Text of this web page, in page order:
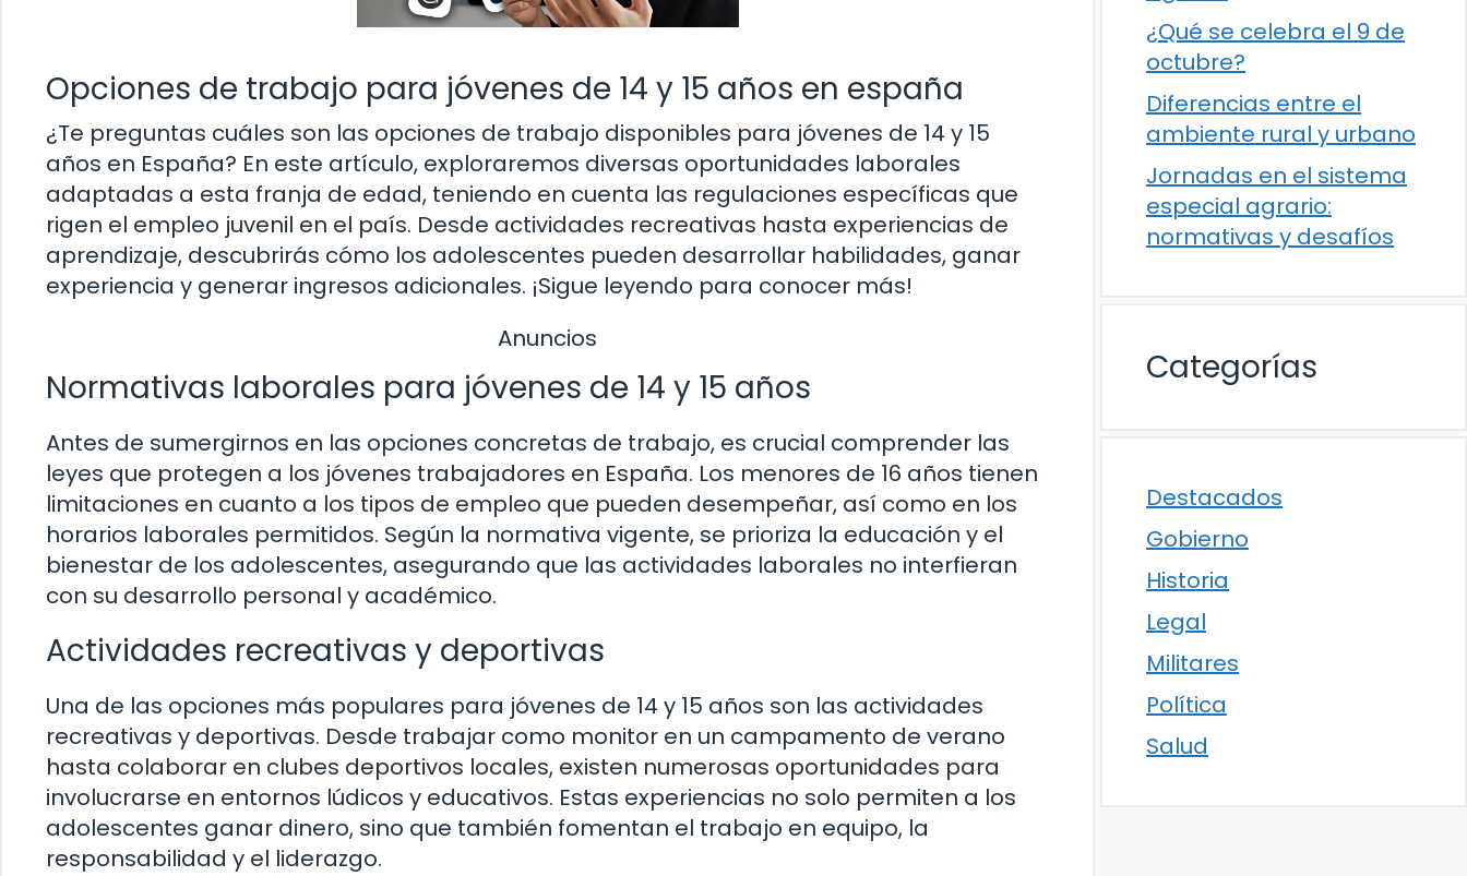
Opciones de trabajo para jóvenes de 14 y 15 años en españa
¿Te preguntas cuáles son las opciones de trabajo disponibles para jóvenes de 14 y 15
años en España? En este artículo, exploraremos diversas oportunidades laborales
adaptadas a esta franja de edad, teniendo en cuenta las regulaciones específicas que
rigen el empleo juvenil en el país. Desde actividades recreativas hasta experiencias de
aprendizaje, descubrirás cómo los adolescentes pueden desarrollar habilidades, ganar
experiencia y generar ingresos adicionales. ¡Sigue leyendo para conocer más!
Anuncios
Normativas laborales para jóvenes de 14 y 15 años
Antes de sumergirnos en las opciones concretas de trabajo, es crucial comprender las
leyes que protegen a los jóvenes trabajadores en España. Los menores de 16 años tienen
limitaciones en cuanto a los tipos de empleo que pueden desempeñar, así como en los
horarios laborales permitidos. Según la normativa vigente, se prioriza la educación y el
bienestar de los adolescentes, asegurando que las actividades laborales no interfieran
con su desarrollo personal y académico.
Actividades recreativas y deportivas
Una de las opciones más populares para jóvenes de 14 y 15 años son las actividades
recreativas y deportivas. Desde trabajar como monitor en un campamento de verano
hasta colaborar en clubes deportivos locales, existen numerosas oportunidades para
involucrarse en entornos lúdicos y educativos. Estas experiencias no solo permiten a los
adolescentes ganar dinero, sino que también fomentan el trabajo en equipo, la
responsabilidad y el liderazgo.
¿Qué se celebra el 9 de
octubre?
Diferencias entre el
ambiente rural y urbano
Jornadas en el sistema
especial agrario:
normativas y desafíos
Categorías
Destacados
Gobierno
Historia
Legal
Militares
Política
Salud